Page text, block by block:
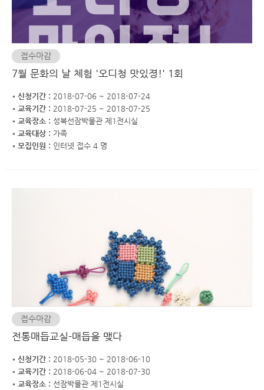
접수마감
7월 문화의 날 체험 '오디청 맛있졍!' 1회
신청기간 : 2018-07-06 ~ 2018-07-24
교육기간 : 2018-07-25 ~ 2018-07-25
교육장소 : 성북선잠박물관 제1전시실
교육대상 : 가족
모집인원 : 인터넷 접수 4 명
접수마감
전통매듭교실-매듭을 맺다
신청기간 : 2018-05-30 ~ 2018-06-10
교육기간 : 2018-06-04 ~ 2018-07-30
교육장소 : 선잠박물관 제1전시실